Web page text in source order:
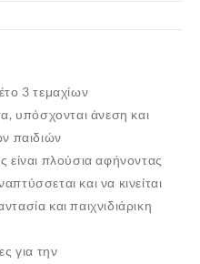
3 τεμαχίων
υπόσχονται άνεση και
παιδιών
πλούσια αφήνοντας
και να κινείται
και παιχνιδιάρικη
για την